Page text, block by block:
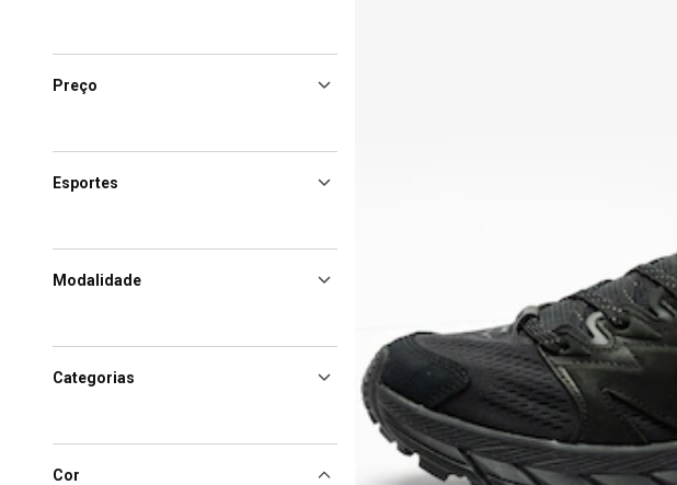
Preço
Esportes
Modalidade
Categorias
Cor